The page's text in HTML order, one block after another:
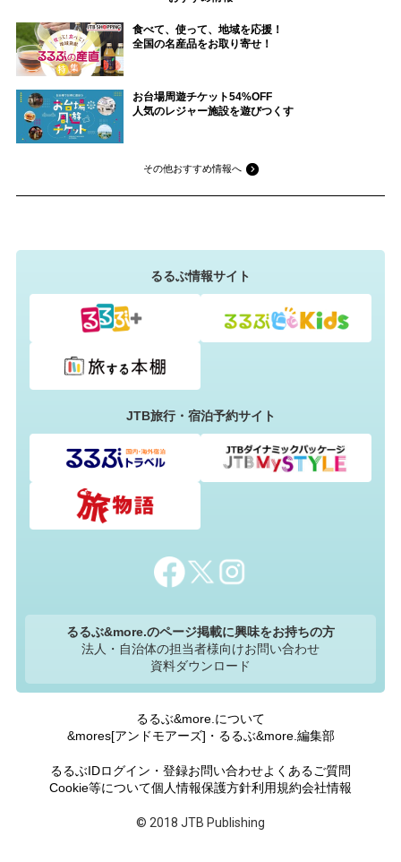
食べて、使って、地域を応援！
全国の名産品をお取り寄せ！
お台場周遊チケット54%OFF
人気のレジャー施設を遊びつくす
その他おすすめ情報へ
るるぶ情報サイト
JTB旅行・宿泊予約サイト
るるぶ&more.のページ掲載に興味をお持ちの方
法人・自治体の担当者様向けお問い合わせ
資料ダウンロード
るるぶ&more.について
&mores[アンドモアーズ]・るるぶ&more.編集部
るるぶIDログイン・登録お問い合わせよくあるご質問
Cookie等について個人情報保護方針利用規約会社情報
© 2018 JTB Publishing